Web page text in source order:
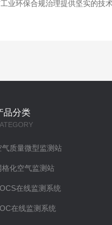
业环保合规治理提供坚实的技术
品分类
气质量微型监测站
格化空气监测站
在线监测系统
在线监测系统